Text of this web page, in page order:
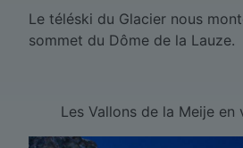
Le téléski du Glacier nous
sommet du Dôme de la Lauze.
Les Vallons de la Meije en